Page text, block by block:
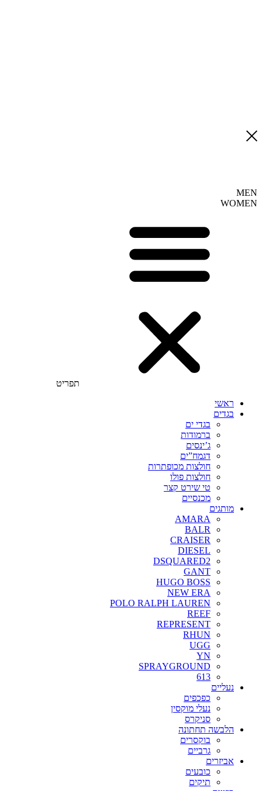
MEN
WOMEN
תפריט
ראשי
בגדים
בגדי ים
ברמודות
ג’ינסים
דגמח”ים
חולצות מכופתרות
חולצות פולו
טי שירט קצר
מכנסיים
מותגים
AMARA
BALR
CRAISER
DIESEL
DSQUARED2
GANT
HUGO BOSS
NEW ERA
POLO RALPH LAUREN
REEF
REPRESENT
RHUN
UGG
YN
SPRAYGROUND
613
נעליים
כפכפים
נעלי מוקסין
סניקרס
הלבשה תחתונה
בוקסרים
גרביים
אביזרים
כובעים
תיקים